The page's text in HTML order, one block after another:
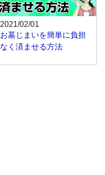
2021/02/01
お墓じまいを簡単に負担
なく済ませる方法